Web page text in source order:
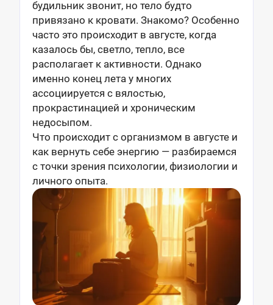
будильник звонит, но тело будто
привязано к кровати. Знакомо? Особенно
часто это происходит в августе, когда
казалось бы, светло, тепло, все
располагает к активности. Однако
именно конец лета у многих
ассоциируется с вялостью,
прокрастинацией и хроническим
недосыпом.
Что происходит с организмом в августе и
как вернуть себе энергию — разбираемся
с точки зрения психологии, физиологии и
личного опыта.